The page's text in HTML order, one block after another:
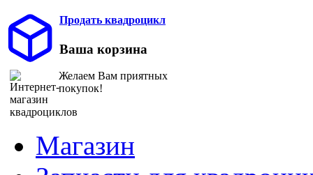
Продать квадроцикл
Ваша корзина
Желаем Вам приятных
покупок!
Магазин